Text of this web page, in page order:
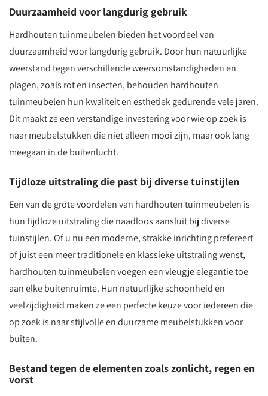
Duurzaamheid voor langdurig gebruik
Hardhouten tuinmeubelen bieden het voordeel van
duurzaamheid voor langdurig gebruik. Door hun natuurlijke
weerstand tegen verschillende weersomstandigheden en
plagen, zoals rot en insecten, behouden hardhouten
tuinmeubelen hun kwaliteit en esthetiek gedurende vele jaren.
Dit maakt ze een verstandige investering voor wie op zoek is
naar meubelstukken die niet alleen mooi zijn, maar ook lang
meegaan in de buitenlucht.
Tijdloze uitstraling die past bij diverse tuinstijlen
Een van de grote voordelen van hardhouten tuinmeubelen is
hun tijdloze uitstraling die naadloos aansluit bij diverse
tuinstijlen. Of u nu een moderne, strakke inrichting prefereert
of juist een meer traditionele en klassieke uitstraling wenst,
hardhouten tuinmeubelen voegen een vleugje elegantie toe
aan elke buitenruimte. Hun natuurlijke schoonheid en
veelzijdigheid maken ze een perfecte keuze voor iedereen die
op zoek is naar stijlvolle en duurzame meubelstukken voor
buiten.
Bestand tegen de elementen zoals zonlicht, regen en
vorst